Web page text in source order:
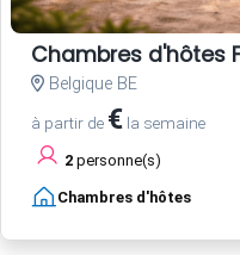
Chambres d'hôtes
Belgique BE
à partir de € la semaine
2 personne(s)
Chambres d'hôtes